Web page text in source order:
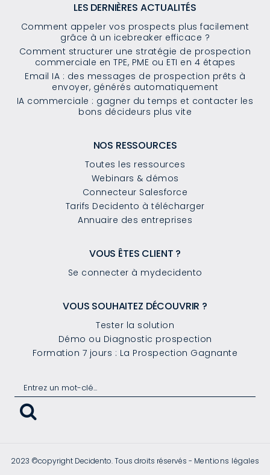
LES DERNIÈRES ACTUALITÉS
Comment appeler vos prospects plus facilement
grâce à un icebreaker efficace ?
Comment structurer une stratégie de prospection
commerciale en TPE, PME ou ETI en 4 étapes
Email IA : des messages de prospection prêts à
envoyer, générés automatiquement
IA commerciale : gagner du temps et contacter les
bons décideurs plus vite
NOS RESSOURCES
Toutes les ressources
Webinars & démos
Connecteur Salesforce
Tarifs Decidento à télécharger
Annuaire des entreprises
VOUS ÊTES CLIENT ?
Se connecter à mydecidento
VOUS SOUHAITEZ DÉCOUVRIR ?
Tester la solution
Démo ou Diagnostic prospection
Formation 7 jours : La Prospection Gagnante
2023 ©copyright Decidento. Tous droits réservés - Mentions légales